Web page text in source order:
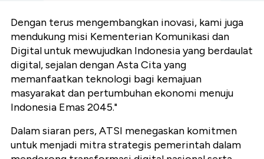
Dengan terus mengembangkan inovasi, kami juga
mendukung misi Kementerian Komunikasi dan
Digital untuk mewujudkan Indonesia yang berdaulat
digital, sejalan dengan Asta Cita yang
memanfaatkan teknologi bagi kemajuan
masyarakat dan pertumbuhan ekonomi menuju
Indonesia Emas 2045."
Dalam siaran pers, ATSI menegaskan komitmen
untuk menjadi mitra strategis pemerintah dalam